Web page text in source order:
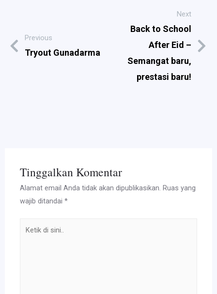
Previous
Tryout Gunadarma
Next
Back to School
After Eid –
Semangat baru,
prestasi baru!
Tinggalkan Komentar
Alamat email Anda tidak akan dipublikasikan. Ruas yang
wajib ditandai*